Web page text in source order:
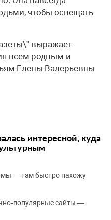
чтобы освещать
выражает
всем родным и
Елены Валерьевны
интересной, куда
— там быстро нахожу
сайты —